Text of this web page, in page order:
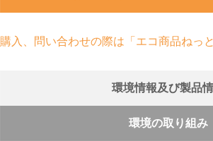
購入、問い合わせの際は「エコ商品ねっ
環境情報及び製品
環境の取り組み